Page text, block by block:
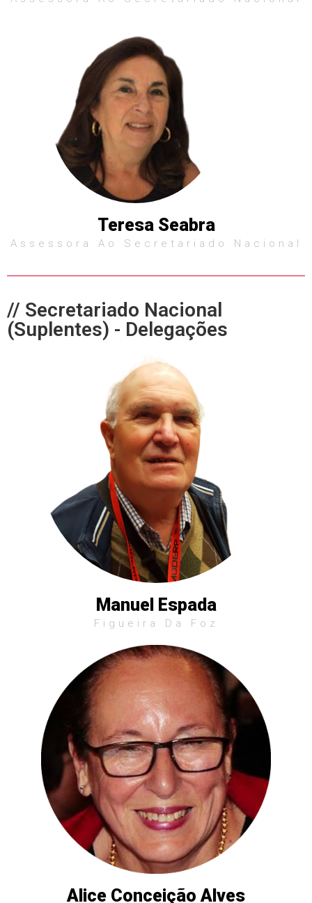
Teresa Seabra
Assessora Ao Secretariado Nacional
// Secretariado Nacional
(Suplentes) - Delegações
Manuel Espada
Figueira Da Foz
Alice Conceição Alves